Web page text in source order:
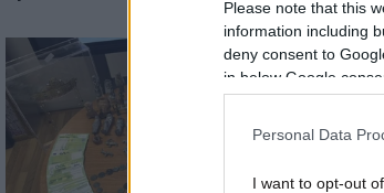
Please note that this
information including
deny consent to
in below Google
Personal Data
I want to opt-out